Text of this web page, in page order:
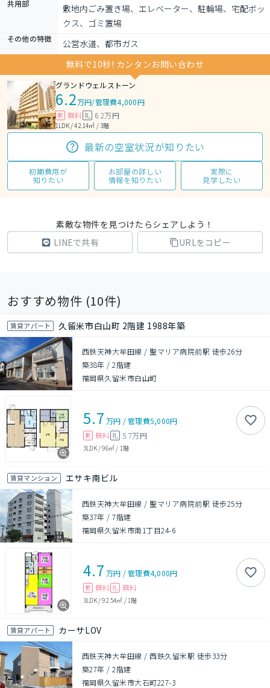
共用部
敷地内ごみ置き場、エレベーター、駐輪場、宅配ボッ
クス、ゴミ置場
その他の特徴
公営水道、都市ガス
無料で10秒! カンタンお問い合わせ
グランドウェルストーン
6.2万円/管理費4,000円
敷 無料 礼 6.2万円
1LDK / 42.14㎡ / 3階
最新の空室状況が知りたい
初期費用が
知りたい
お部屋の詳しい
情報を知りたい
実際に
見学したい
素敵な物件を見つけたらシェアしよう！
LINEで共有
URLをコピー
おすすめ物件 (10件)
賃貸アパート 久留米市白山町 2階建 1988年築
西鉄天神大牟田線 / 聖マリア病院前駅 徒歩26分
築38年 /2階建
福岡県久留米市白山町
5.7 万円 /管理費5,000円
敷 無料 礼 5.7万円
3LDK/96㎡ / 1階
賃貸マンション エサキ南ビル
西鉄天神大牟田線 / 聖マリア病院前駅 徒歩25分
築37年 /7階建
福岡県久留米市南1丁目24-6
4.7 万円 /管理費4,000円
敷 無料 礼 無料
3LDK/92.54㎡ / 1階
賃貸アパート カーサLOV
西鉄天神大牟田線 / 西鉄久留米駅 徒歩33分
築27年 /2階建
福岡県久留米市大石町227-3